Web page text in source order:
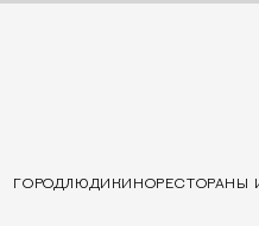
ГОРОДЛЮДИ КИНОРЕСТОРАНЫ